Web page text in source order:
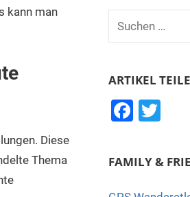
kann man
Diese
Thema
Suchen
nach:
ARTIKEL
F
c
T
tt
FAMILY &